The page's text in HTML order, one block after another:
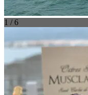
1 / 6